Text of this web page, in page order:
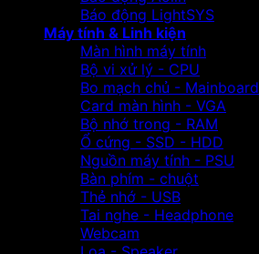
Báo động LightSYS
Máy tính & Linh kiện
Màn hình máy tính
Bộ vi xử lý - CPU
Bo mạch chủ - Mainboard
Card màn hình - VGA
Bộ nhớ trong - RAM
Ổ cứng - SSD - HDD
Nguồn máy tính - PSU
Bàn phím - chuột
Thẻ nhớ - USB
Tai nghe - Headphone
Webcam